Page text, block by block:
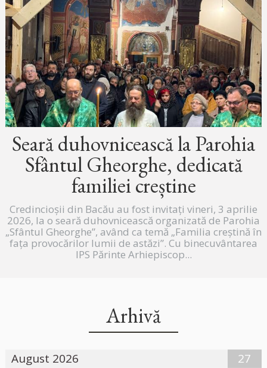
Seară duhovnicească la Parohia
Sfântul Gheorghe, dedicată
familiei creștine
Credincioșii din Bacău au fost invitați vineri, 3 aprilie
2026, la o seară duhovnicească organizată de Parohia
„Sfântul Gheorghe”, având ca temă „Familia creștină în
fața provocărilor lumii de astăzi”. Cu binecuvântarea
IPS Părinte Arhiepiscop...
Arhivă
August 2026
27